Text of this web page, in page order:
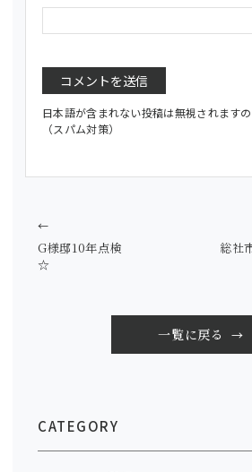
日本語が含まれない投稿は無視されますの
（スパム対策）
G様邸10年点検
☆
←
一覧に戻る
総社
CATEGORY